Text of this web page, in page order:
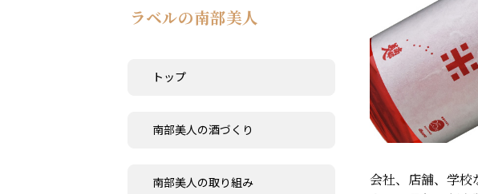
ラベルの南部美人
トップ
南部美人の酒づくり
南部美人の取り組み
会社、店舗、学校